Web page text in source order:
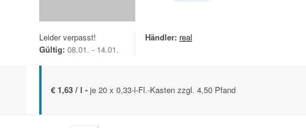
Leider verpasst!
Gültig: 08.01. - 14.01.
Händler: real
€ 1,63 / l - je 20 x 0,33-l-Fl.-Kasten zzgl. 4,50 Pfand